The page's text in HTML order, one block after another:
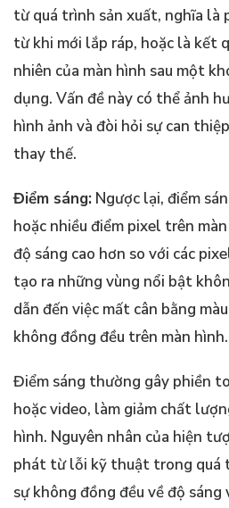
từ quá trình sản xuất, nghĩa là
từ khi mới lắp ráp, hoặc là kết
nhiên của màn hình sau một
dụng. Vấn đề này có thể ảnh
hình ảnh và đòi hỏi sự can
thay thế.
Điểm sáng: Ngược lại, điểm
hoặc nhiều điểm pixel trên
độ sáng cao hơn so với các
tạo ra những vùng nổi bật
dẫn đến việc mất cân bằng
không đồng đều trên màn hình.
Điểm sáng thường gây phiền
hoặc video, làm giảm chất
hình. Nguyên nhân của hiện
phát từ lỗi kỹ thuật trong quá
sự không đồng đều về độ sáng